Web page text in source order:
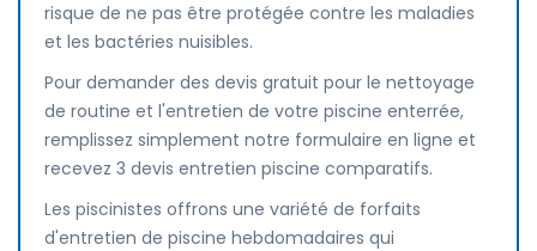
risque de ne pas être protégée contre les maladies
et les bactéries nuisibles.
Pour demander des devis gratuit pour le nettoyage
de routine et l'entretien de votre piscine enterrée,
remplissez simplement notre formulaire en ligne et
recevez 3 devis entretien piscine comparatifs.
Les piscinistes offrons une variété de forfaits
d'entretien de piscine hebdomadaires qui